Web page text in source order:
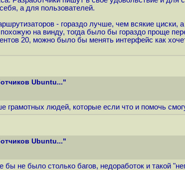
а для пользователей.
- гораздо лучше, чем всякие циски,
на винду, тогда было бы гораздо проще
20, можно было бы менять интерфейс как
Ubuntu..."
грамотных людей, которые если что и помочь
Ubuntu..."
не было столько багов, недоработок и такой